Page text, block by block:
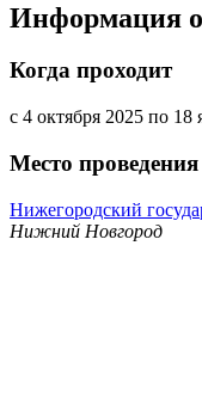
Информация
Когда проходит
с 4 октября 2025 по 18
Место проведения
Нижегородский
Нижний Новгород